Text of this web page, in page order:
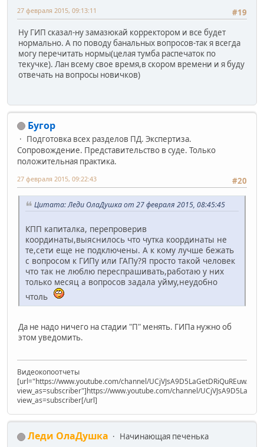
#19
27 февраля 2015, 09:13:11
Ну ГИП сказал-ну замазюкай корректором и все будет
нормально. А по поводу банальных вопросов-так я всегда
могу перечитать нормы(целая тумба распечаток по
текучке). Лан всему свое время,в скором времени и я буду
отвечать на вопросы новичков)
Бугор
Подготовка всех разделов ПД. Экспертиза.
Сопровождение. Представительство в суде. Только
положительная практика.
#20
27 февраля 2015, 09:22:43
Цитата: Леди ОлаДушка от 27 февраля 2015, 08:45:45
КПП капиталка, перепроверив
координаты,выяснилось что чутка координаты не
те,сети еще не подключены. А к кому лучше бежать
с вопросом к ГИПу или ГАПу?Я просто такой человек
что так не люблю переспрашивать,работаю у них
только месяц а вопросов задала уйму,неудобно
чтоль
Да не надо ничего на стадии "П" менять. ГИПа нужно об
этом уведомить.
Видеокопоотчеты
[url="https://www.youtube.com/channel/UCjVJsA9D5LaGetDRiQuREuw/
view_as=subscriber"]https://www.youtube.com/channel/
view_as=subscriber[/url]
Леди ОлаДушка
Начинающая печенька